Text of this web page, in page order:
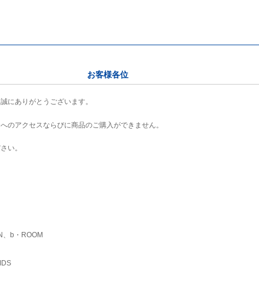
お客様各位
にありがとうございます。
のアクセスならびに商品のご購入ができません。
い。
、b・ROOM